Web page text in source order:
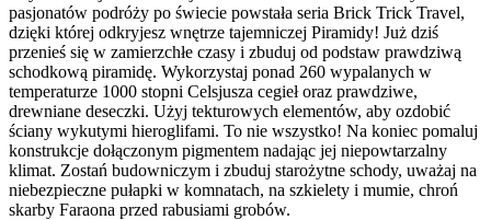
pasjonatów podróży po świecie powstała seria Brick Trick Travel,
dzięki której odkryjesz wnętrze tajemniczej Piramidy! Już dziś
przenieś się w zamierzchłe czasy i zbuduj od podstaw prawdziwą
schodkową piramidę. Wykorzystaj ponad 260 wypalanych w
temperaturze 1000 stopni Celsjusza cegieł oraz prawdziwe,
drewniane deseczki. Użyj tekturowych elementów, aby ozdobić
ściany wykutymi hieroglifami. To nie wszystko! Na koniec pomaluj
konstrukcje dołączonym pigmentem nadając jej niepowtarzalny
klimat. Zostań budowniczym i zbuduj starożytne schody, uważaj na
niebezpieczne pułapki w komnatach, na szkielety i mumie, chroń
skarby Faraona przed rabusiami grobów.